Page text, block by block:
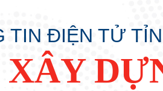
TIN ĐIỆN TỬ
XÂY